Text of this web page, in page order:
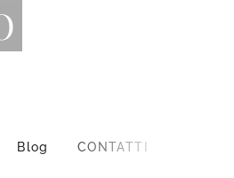
Blog CONTATTI